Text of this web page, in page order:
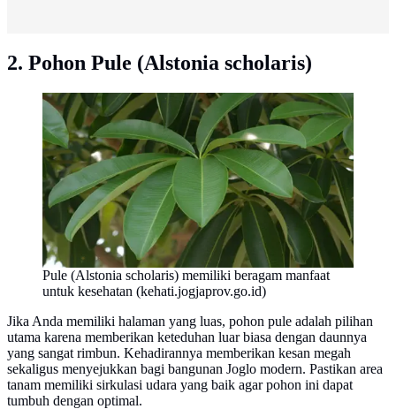
2. Pohon Pule (Alstonia scholaris)
Pule (Alstonia scholaris) memiliki beragam manfaat
untuk kesehatan (kehati.jogjaprov.go.id)
Jika Anda memiliki halaman yang luas, pohon pule adalah pilihan
utama karena memberikan keteduhan luar biasa dengan daunnya
yang sangat rimbun. Kehadirannya memberikan kesan megah
sekaligus menyejukkan bagi bangunan Joglo modern. Pastikan area
tanam memiliki sirkulasi udara yang baik agar pohon ini dapat
tumbuh dengan optimal.